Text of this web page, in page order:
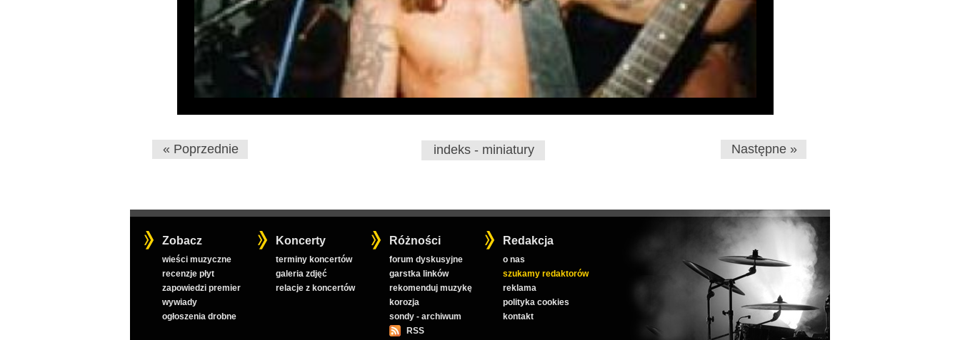
« Poprzednie indeks - miniatury Następne »
Zobacz
wieści muzyczne
recenzje płyt
zapowiedzi premier
wywiady
ogłoszenia drobne
Koncerty
terminy koncertów
galeria zdjęć
relacje z koncertów
Różności
forum dyskusyjne
garstka linków
rekomenduj muzykę
korozja
sondy - archiwum
RSS
Redakcja
o nas
szukamy redaktorów
reklama
polityka cookies
kontakt